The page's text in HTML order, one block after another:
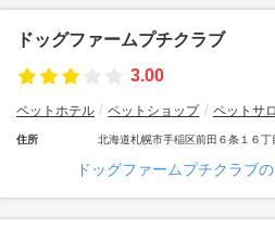
ドッグファームプチクラブ
3.00
ペットホテル ペットショップ ペットサ
住所 北海道札幌市手稲区前田６条１６丁
ドッグファームプチクラブ